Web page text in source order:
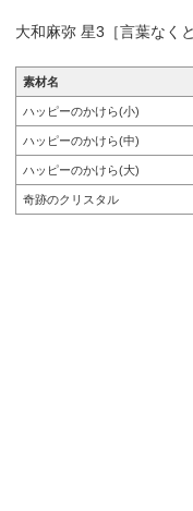
大和麻弥 星3［言葉なく
素材名
ハッピーのかけら(小)
ハッピーのかけら(中)
ハッピーのかけら(大)
奇跡のクリスタル